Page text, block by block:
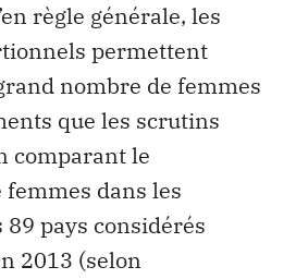
règle générale, les
permettent
nombre de femmes
que les scrutins
comparant le
dans les
pays considérés
2013 (selon